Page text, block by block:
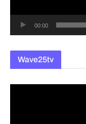
00:00
Wave25tv